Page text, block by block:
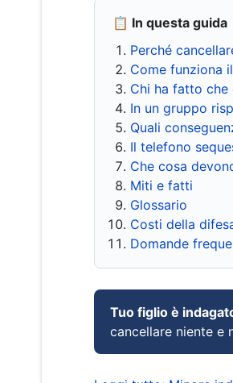
📋 In questa guida
Perché
Come funziona
Chi ha fatto
In un gruppo
Quali
Il telefono
Che cosa
Miti e fatti
Glossario
Costi della
Domande
Tuo figlio è
cancellare niente e